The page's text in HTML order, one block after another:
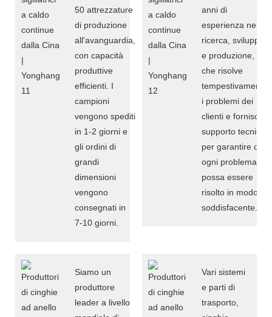
50 attrezzature
di produzione
all'avanguardia,
con capacità
produttive
efficienti. I
campioni
vengono spediti
in 1-2 giorni e
gli ordini di
grandi
dimensioni
vengono
consegnati in
7-10 giorni.
anni di
esperienza nella
ricerca, sviluppo
e produzione,
che risolve
tempestivamente
i problemi dei
clienti e fornisce
supporto tecnico
per garantire che
ogni problema
possa essere
risolto in modo
soddisfacente.
Siamo un
produttore
leader a livello
Vari sistemi
e parti di
trasporto,